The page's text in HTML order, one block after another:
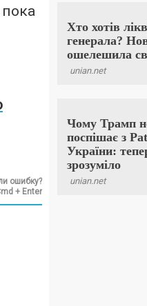
ошибку?
+ Enter